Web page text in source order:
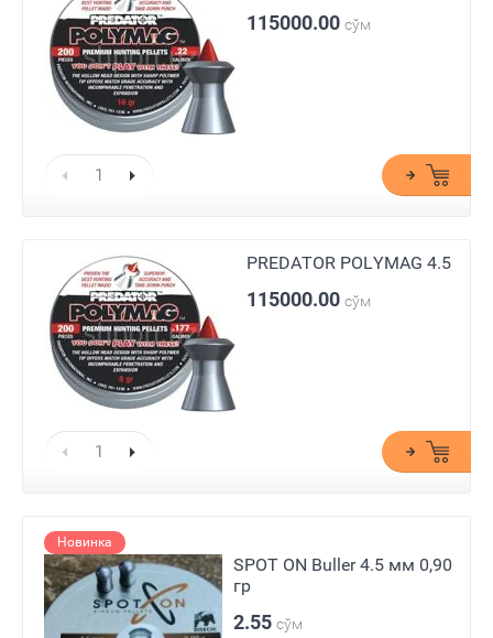
115000.00 сўм
PREDATOR POLYMAG 4.5
115000.00 сўм
Новинка
SPOT ON Buller 4.5 мм 0,90
гр
2.55 сўм